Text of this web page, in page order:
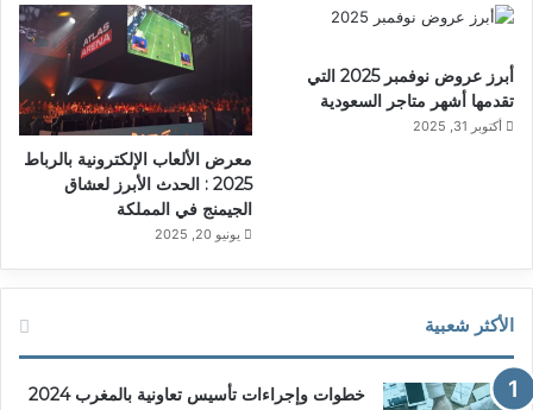
أبرز عروض نوفمبر 2025 التي
تقدمها أشهر متاجر السعودية
أكتوبر 31, 2025
معرض الألعاب الإلكترونية بالرباط
2025 : الحدث الأبرز لعشاق
الجيمنج في المملكة
يونيو 20, 2025
الأكثر شعبية
خطوات وإجراءات تأسيس تعاونية بالمغرب 2024